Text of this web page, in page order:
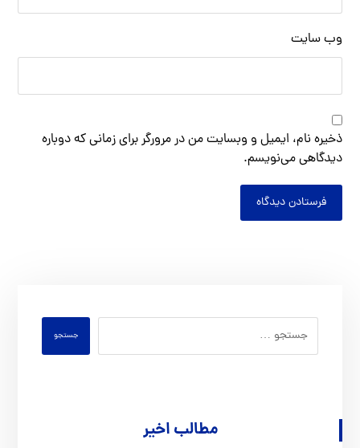
وب‌ سایت
ذخیره نام، ایمیل و وبسایت من در مرورگر برای زمانی که دوباره
دیدگاهی می‌نویسم.
فرستادن دیدگاه
جستجو
مطالب اخیر